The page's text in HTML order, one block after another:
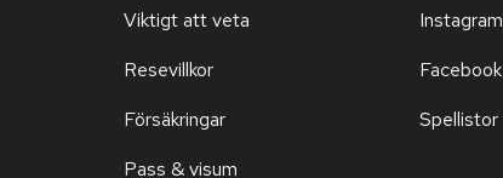
Viktigt att veta
Resevillkor
Försäkringar
Pass & visum
Instagram
Facebook
Spellistor